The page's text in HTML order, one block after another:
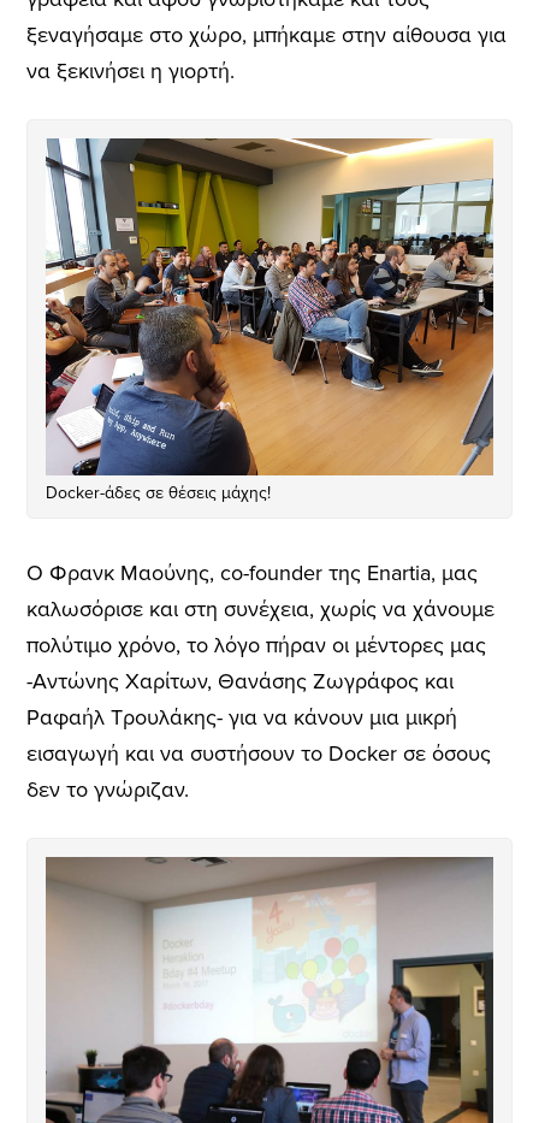
ξεναγήσαμε στο χώρο, μπήκαμε στην αίθουσα για
να ξεκινήσει η γιορτή.
Docker-άδες σε θέσεις μάχης!
Ο Φρανκ Μαούνης, co-founder της Enartia, μας
καλωσόρισε και στη συνέχεια, χωρίς να χάνουμε
πολύτιμο χρόνο, το λόγο πήραν οι μέντορες μας
-Αντώνης Xαρίτων, Θανάσης Ζωγράφος και
Ραφαήλ Τρουλάκης- για να κάνουν μια μικρή
εισαγωγή και να συστήσουν το Docker σε όσους
δεν το γνώριζαν.